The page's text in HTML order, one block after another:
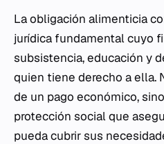
La obligación alimenticia
jurídica fundamental cuyo
subsistencia, educación y
quien tiene derecho a ella.
de un pago económico,
protección social que
pueda cubrir sus